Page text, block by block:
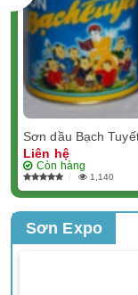
Sơn dầu Bạch
Liên hệ
Còn hàng
1,140
Sơn Expo